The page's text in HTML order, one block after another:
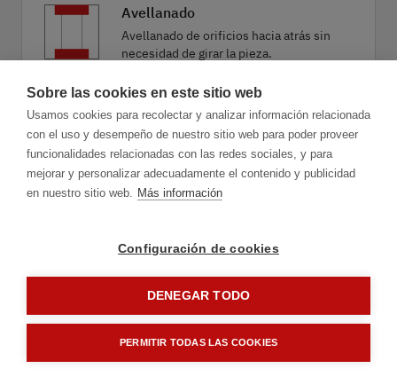
1.1 Aplicación
Avellanado
Avellanado de orificios hacia atrás sin
necesidad de girar la pieza.
Taladrado combinado
Taladrado combinado económico de
rebabado, chaflanado o avellanado.
Sobre las cookies en este sitio web
Usamos cookies para recolectar y analizar información relacionada
con el uso y desempeño de nuestro sitio web para poder proveer
funcionalidades relacionadas con las redes sociales, y para
mejorar y personalizar adecuadamente el contenido y publicidad
en nuestro sitio web. Más información
Configuración de cookies
DENEGAR TODO
PERMITIR TODAS LAS COOKIES